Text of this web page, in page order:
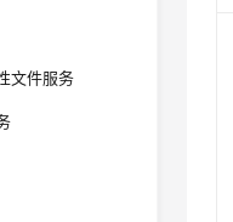
文件服务